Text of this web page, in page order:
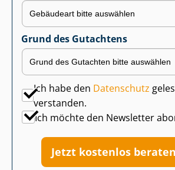
Grund des Gutachtens
Ich habe den Datenschutz
verstanden.
Ich möchte den Newsletter
Jetzt kostenlos